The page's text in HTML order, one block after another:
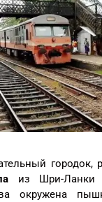
городок,
из Шри-Ланки
окружена